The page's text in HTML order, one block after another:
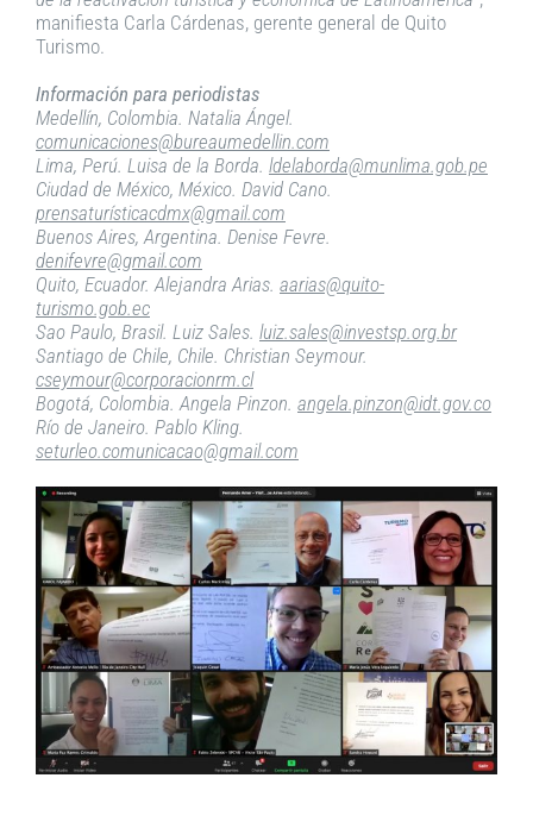
manifiesta Carla Cárdenas, gerente general de Quito
Turismo.
Información para periodistas
Medellín, Colombia. Natalia Ángel.
comunicaciones@bureaumedellin.com
Lima, Perú. Luisa de la Borda. ldelaborda@munlima.gob.pe
Ciudad de México, México. David Cano.
prensaturísticacdmx@gmail.com
Buenos Aires, Argentina. Denise Fevre.
denifevre@gmail.com
Quito, Ecuador. Alejandra Arias. aarias@quito-
turismo.gob.ec
Sao Paulo, Brasil. Luiz Sales. luiz.sales@investsp.org.br
Santiago de Chile, Chile. Christian Seymour.
cseymour@corporacionrm.cl
Bogotá, Colombia. Angela Pinzon. angela.pinzon@idt.gov.co
Río de Janeiro. Pablo Kling.
seturleo.comunicacao@gmail.com